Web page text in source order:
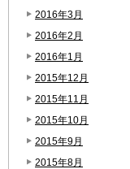
2016年3月
2016年2月
2016年1月
2015年12月
2015年11月
2015年10月
2015年9月
2015年8月